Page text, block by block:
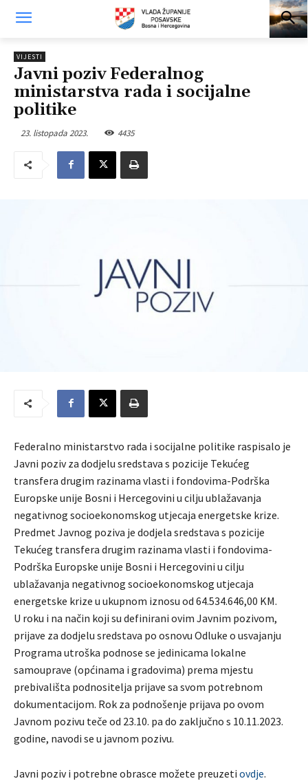
VIJESTI
Javni poziv Federalnog
ministarstva rada i socijalne
politike
23. listopada 2023. 4435
Federalno ministarstvo rada i socijalne politike raspisalo je
Javni poziv za dodjelu sredstava s pozicije Tekućeg
transfera drugim razinama vlasti i fondovima-Podrška
Europske unije Bosni i Hercegovini u cilju ublažavanja
negativnog socioekonomskog utjecaja energetske krize.
Predmet Javnog poziva je dodjela sredstava s pozicije
Tekućeg transfera drugim razinama vlasti i fondovima-
Podrška Europske unije Bosni i Hercegovini u cilju
ublažavanja negativnog socioekonomskog utjecaja
energetske krize u ukupnom iznosu od 64.534.646,00 KM.
U roku i na način koji su definirani ovim Javnim pozivom,
prijave za dodjelu sredstava po osnovu Odluke o usvajanju
Programa utroška podnose se jedinicama lokalne
samouprave (općinama i gradovima) prema mjestu
prebivališta podnositelja prijave sa svom potrebnom
dokumentacijom. Rok za podnošenje prijava po ovom
Javnom pozivu teče od 23.10. pa do zaključno s 10.11.2023.
godine, navodi se u javnom pozivu.
Javni poziv i potrebne obrasce možete preuzeti ovdje.